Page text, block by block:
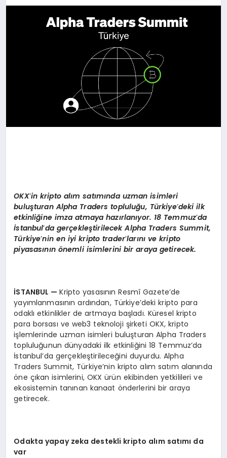
OKX’in kripto alım satımında uzman isimleri
buluşturan Alpha Traders topluluğu, Türkiye’deki ilk
etkinliğine imza atmaya hazırlanıyor. 18 Temmuz’da
İstanbul’da gerçekleştirilecek Alpha Traders Summit,
Türkiye’nin en iyi kripto trader’larını ve kripto
piyasasının önemli isimlerini bir araya getirecek.
İSTANBUL —Kripto yasasının Resmî Gazete’de
yayımlanmasının ardından, Türkiye’deki kripto para
odaklı etkinlikler de artmaya başladı. Küresel kripto
para borsası ve web3 teknoloji şirketi OKX, kripto
işlemlerinde uzman isimleri buluşturan Alpha Traders
topluluğunun dünyadaki ilk etkinliğini 18 Temmuz’da
İstanbul’da gerçekleştirileceğini duyurdu. Alpha
Traders Summit, Türkiye’nin kripto alım satım alanında
öne çıkan isimlerini, OKX ürün ekibinden yetkilileri ve
ekosistemin tanınan kanaat önderlerini bir araya
getirecek.
Odakta yapay zeka destekli kripto alım satımı da
var